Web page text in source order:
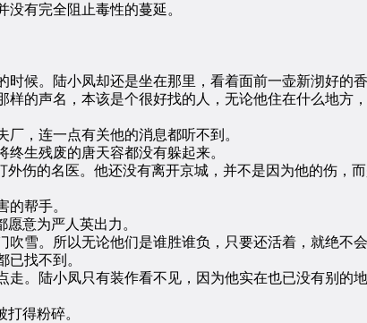
有完全阻止毒性的蔓延。
。陆小凤却还是坐在那里，看着面前一壶新沏好的香
声名，本该是个很好找的人，无论他住在什么地方
，连一点有关他的消息都听不到。
生残废的唐天容都没有躲起来。
伤的名医。他还没有离开京城，并不是因为他的伤，
帮手。
意为严人英出力。
。所以无论他们是谁胜谁负，只要还活着，就绝不会
找不到。
陆小凤只有装作看不见，因为他实在也已没有别的地
得粉碎。